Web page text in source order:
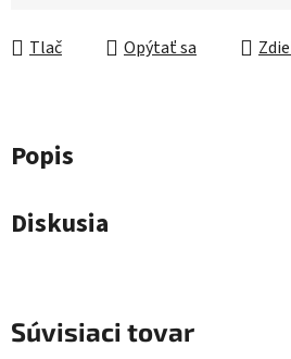
Tlač Opýtať sa
Popis
Diskusia
Súvisiaci tovar